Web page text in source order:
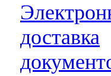
доставка